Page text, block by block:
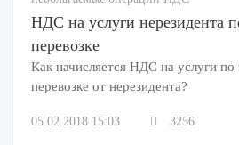
НДС на услуги нерезидента
перевозке
Как начисляется НДС на услуги
перевозке от нерезидента?
05.02.2018 15:03 3256